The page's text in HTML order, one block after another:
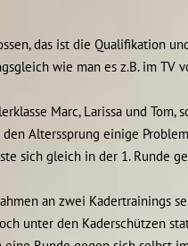
das ist die Qualifikation
wie man es z.B. im TV
Marc, Larissa und Tom,
Alterssprung einige
sich gleich in der 1. Runde
an zwei Kadertrainings
unter den Kaderschützen